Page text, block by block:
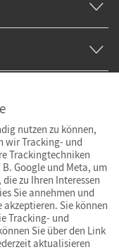
nutzen zu können,
wir Tracking- und
Trackingtechniken
Google und Meta, um
zu Ihren Interessen
Sie annehmen und
Sie können
Tracking- und
Sie über den Link
aktualisieren